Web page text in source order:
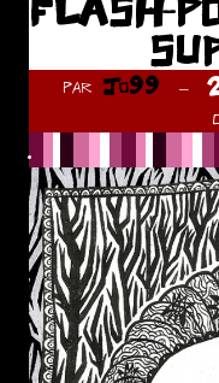
par Jo99
.